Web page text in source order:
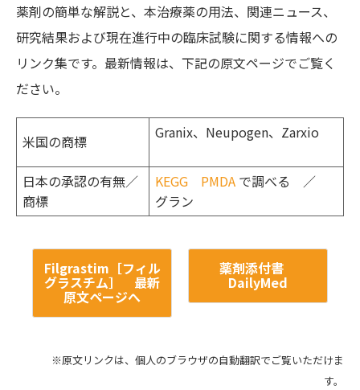
薬剤の簡単な解説と、本治療薬の用法、関連ニュース、
研究結果および現在進行中の臨床試験に関する情報への
リンク集です。最新情報は、下記の原文ページでご覧く
ださい。
米国の商標 Granix、Neupogen、Zarxio
日本の承認の有無／
商標
KEGG PMDA で調べる ／
グラン
Filgrastim［フィル
グラスチム］ 最新
原文ページへ
薬剤添付書
DailyMed
※原文リンクは、個人のブラウザの自動翻訳でご覧いただけま
す。